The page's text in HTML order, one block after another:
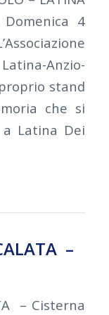
Domenica 4
Anzio-
stand
che si
a Latina Dei
–
– Cisterna